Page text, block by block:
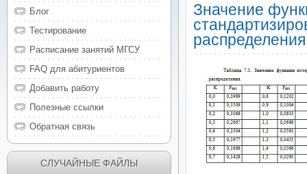
Значение
распределения
Блог
Тестирование
Расписание занятий МГСУ
FAQ для абитуриентов
Добавить работу
Полезные ссылки
Обратная связь
СЛУЧАЙНЫЕ ФАЙЛЫ